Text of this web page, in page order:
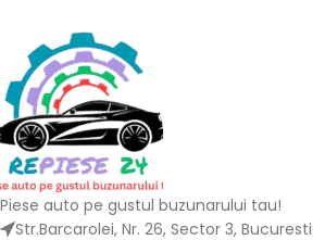
Piese auto pe gustul buzunarului tau!
Str.Barcarolei, Nr. 26, Sector 3, Bucuresti